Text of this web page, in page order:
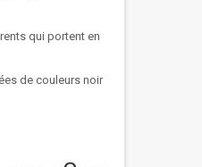
qui portent en
de couleurs noir